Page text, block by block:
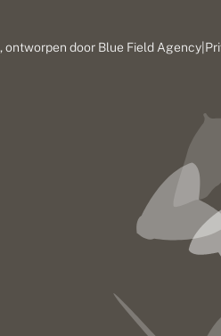
, ontworpen door Blue Field Agency